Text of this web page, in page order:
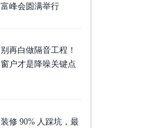
富峰会圆满举行
别再白做隔音工程！
窗户才是降噪关键点
装修 90% 人踩坑，最